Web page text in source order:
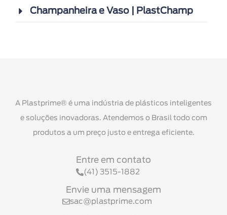
Champanheira e Vaso | PlastChamp
A Plastprime® é uma indústria de plásticos inteligentes
e soluções inovadoras. Atendemos o Brasil todo com
produtos a um preço justo e entrega eficiente.
Entre em contato
(41) 3515-1882
Envie uma mensagem
sac@plastprime.com